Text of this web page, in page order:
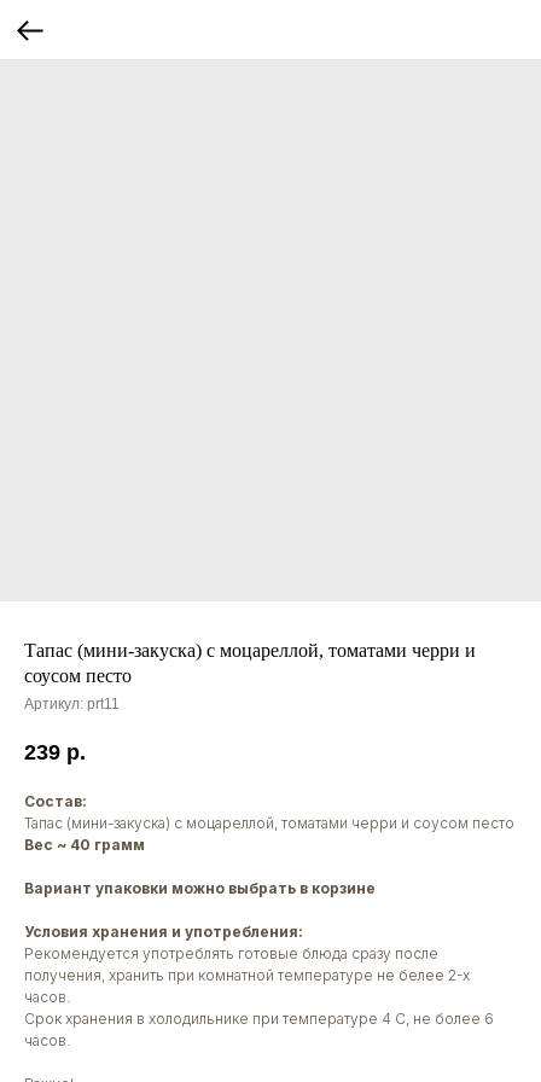
Тапас (мини-закуска) с моцареллой, томатами черри и
соусом песто
Артикул: prt11
239 р.
Состав:
Тапас (мини-закуска) с моцареллой, томатами черри и соусом песто
Вес ~ 40 грамм
Вариант упаковки можно выбрать в корзине
Условия хранения и употребления:
Рекомендуется употреблять готовые блюда сразу после
получения, хранить при комнатной температуре не белее 2-х
часов.
Срок хранения в холодильнике при температуре 4 С, не более 6
часов.